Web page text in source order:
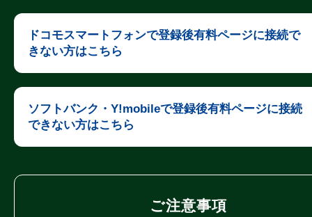
ドコモスマートフォンで登録後有料ページに接続で
きない方はこちら
ソフトバンク・Y!mobileで登録後有料ページに接続
できない方はこちら
ご注意事項